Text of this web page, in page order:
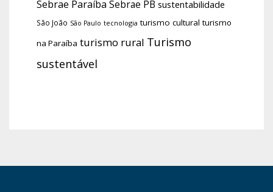
Sebrae Paraíba Sebrae PB sustentabilidade
São João São Paulo tecnologia turismo cultural turismo
na Paraíba turismo rural Turismo
sustentável